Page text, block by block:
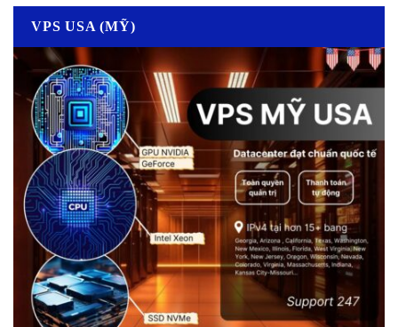
VPS USA (MỸ)